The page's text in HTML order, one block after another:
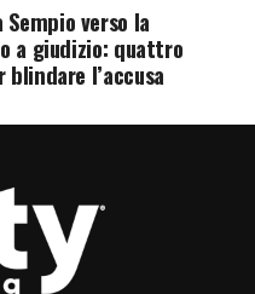
Sempio verso la
a giudizio: quattro
blindare l’accusa